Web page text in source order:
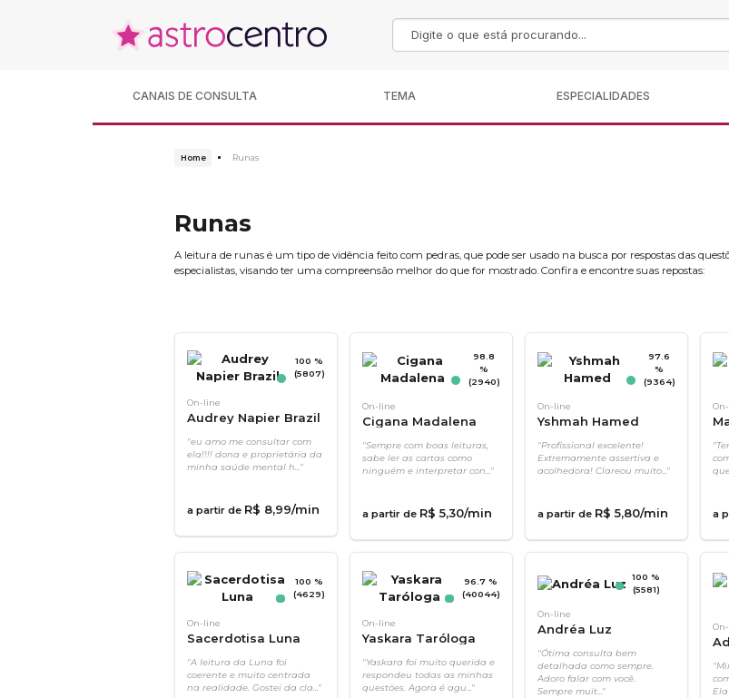
CANAIS DE CONSULTA TEMA ESPECIALIDADES
Home Runas
Runas
A leitura de runas é um tipo de vidência feito com pedras, que pode ser usado na busca por respostas das
especialistas, visando ter uma compreensão melhor do que for mostrado. Confira e encontre suas repostas:
100 %
(5807)
On-line
Audrey Napier Brazil
"eu amo me consultar com
ela!!!! dona e proprietária da
minha saúde mental h..."
a partir de R$ 8,99/min
98.8
%
(2940)
On-line
Cigana Madalena
"Sempre com boas leituras,
sabe ler as cartas como
ninguém e interpretar con..."
a partir de R$ 5,30/min
97.6
%
(9364)
On-line
Yshmah Hamed
"Profissional excelente!
Extremamente assertiva e
acolhedora! Clareou muito..."
a partir de R$ 5,80/min a
100 %
(4629)
On-line
Sacerdotisa Luna
"A leitura da Luna foi
coerente e muito centrada
na realidade. Gostei da cla..."
96.7 %
(40044)
On-line
Yaskara Taróloga
"Yaskara foi muito querida e
respondeu todas as minhas
questões. Agora é agu..."
100 %
(5581)
On-line
Andréa Luz
"Ótima consulta bem
detalhada como sempre.
Adoro falar com você.
Sempre muit..."